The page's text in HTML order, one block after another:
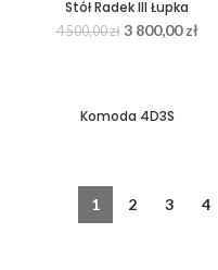
Stół Radek III Łupka
4 500,00zł 3 800,00zł
Komoda 4D3S
1 2 3 4